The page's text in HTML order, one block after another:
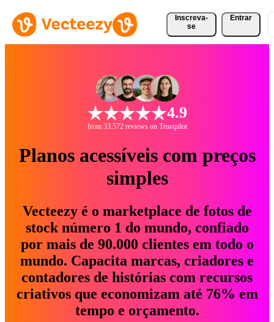
Inscreva-
se
Entrar
4.9
from 33.572 reviews on Trustpilot
Planos acessíveis com preços
simples
Vecteezy é o marketplace de fotos de
stock número 1 do mundo, confiado
por mais de 90.000 clientes em todo o
mundo. Capacita marcas, criadores e
contadores de histórias com recursos
criativos que economizam até 76% em
tempo e orçamento.